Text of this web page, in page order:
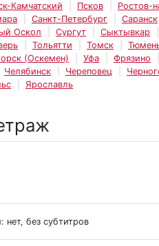
Камчатский
Псков
Ростов-
Санкт-Петербург Саранск
Оскол Сургут Сыктывкар
Тольятти Томск
(Оскемен)
Уфа Фрязино
Челябинск Череповец
Ярославль
нет, без субтитров